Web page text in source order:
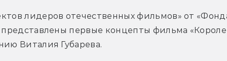
лидеров отечественных фильмов» от
первые концепты фильма
Виталия Губарева.